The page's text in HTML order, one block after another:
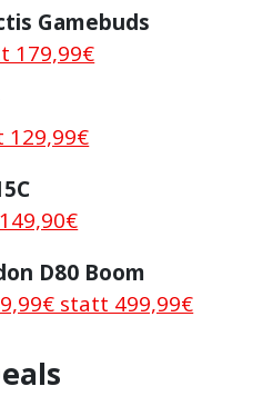
Gamebuds
179,99€
129,99€
D80 Boom
statt 499,99€